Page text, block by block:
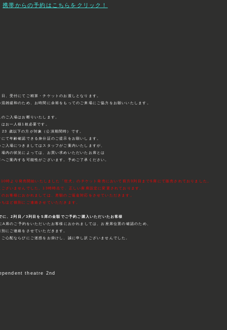
携帯からの予約はこちらをクリック！
、受付にてご精算・チケットのお渡しとなります。
雑緩和のため、お時間に余裕をもってのご来場にご協力をお願いいたします。
ご入場はお断りいたします。
お一人様1枚必要です。
歳以下の方が対象（公演期間時）です。
て年齢確認できる身分証のご提示をお願いします。
入場につきましてはスタッフがご案内いたしますが、
内の状況によっては、お買い求めいただいたお席とは
ご案内する可能性がございます。予めご了承ください。
時より発売開始いたしました「狂犬」のチケット発売において前方3列目までS席にて販売されておりました。
ございませんでした。13時時点で、正しい座席設定に変更されております。
のお客様におかれましては、差額のご返金対応をさせていただきます。
ほど個別にご連絡させていただきます。
に、2列目／3列目をS席の金額でご予約ご購入いただいたお客様
A席のご予約をいただいたお客様におかれましては、お座席位置の確認のため、
にご連絡をさせていただきます。
ご心配ならびにご迷惑をお掛けし、誠に申し訳ございませんでした。
theatre 2nd